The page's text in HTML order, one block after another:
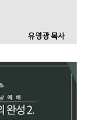
유영광 목사